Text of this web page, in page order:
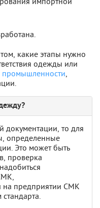
какие этапы нужно
одежды или
промышленности,
документации, то для
определенные
Это может быть
проверка
на предприятии СМК